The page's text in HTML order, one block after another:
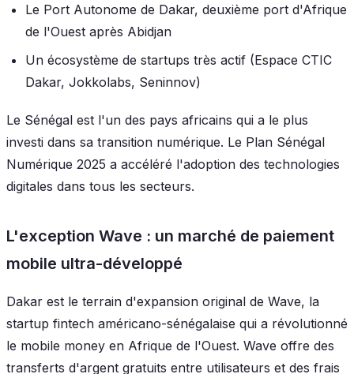
Le Port Autonome de Dakar, deuxième port d'Afrique
de l'Ouest après Abidjan
Un écosystème de startups très actif (Espace CTIC
Dakar, Jokkolabs, Seninnov)
Le Sénégal est l'un des pays africains qui a le plus
investi dans sa transition numérique. Le Plan Sénégal
Numérique 2025 a accéléré l'adoption des technologies
digitales dans tous les secteurs.
L'exception Wave : un marché de paiement
mobile ultra-développé
Dakar est le terrain d'expansion original de Wave, la
startup fintech américano-sénégalaise qui a révolutionné
le mobile money en Afrique de l'Ouest. Wave offre des
transferts d'argent gratuits entre utilisateurs et des frais